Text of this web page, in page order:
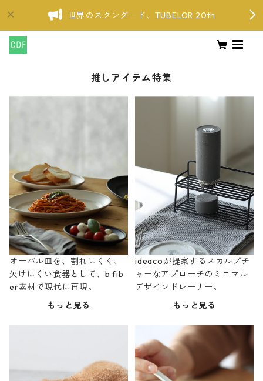
世界のスタンダード、TUBELOR 20th
推しアイテム特集
オーバル皿を、割れにくく、
欠けにくい食器として、b fib
er素材で現代に再現。
もっと見る
ideacoが提案するスカルプチ
ャーなアプローチのミニマル
デザインドレーナー。
もっと見る